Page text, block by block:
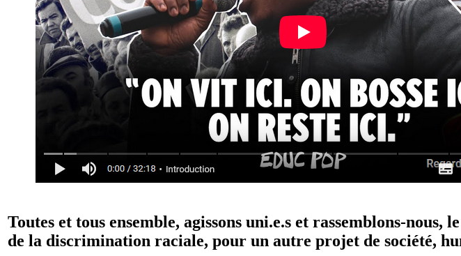
Toutes et tous ensemble, agissons uni.e.s et rassemblons-
de la discrimination raciale, pour un autre projet de société,